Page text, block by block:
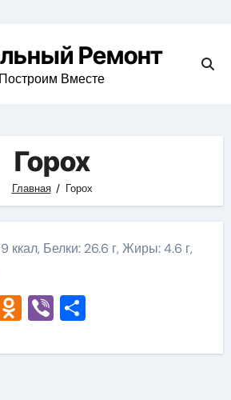
Ремонт
Построим Вместе
Горох
Главная Горох
ккал, Белки: 26.6 г, Жиры: 4.6 г,
Odnoklassniki
ViberОтправить